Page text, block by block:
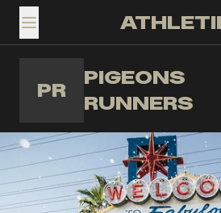
TOGGLE MENU
PR
PIGEONS
RUNNERS